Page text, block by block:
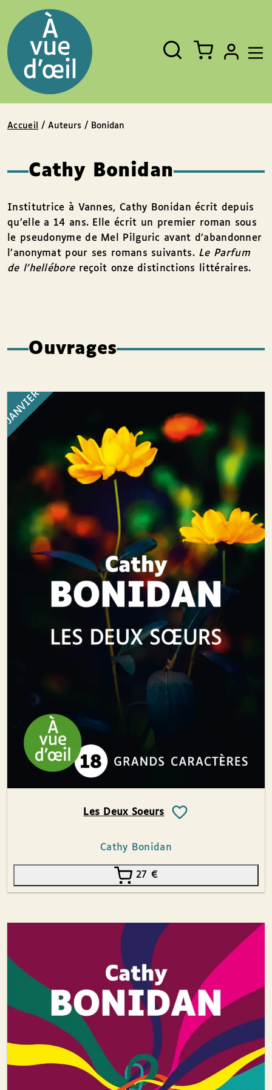
Fermer
Rechercher
un
livre,
un
auteur,
un
EAN
Accueil / Auteurs / Bonidan
Cathy Bonidan
Institutrice à Vannes, Cathy Bonidan écrit depuis
qu’elle a 14 ans. Elle écrit un premier roman sous
le pseudonyme de Mel Pilguric avant d’abandonner
l’anonymat pour ses romans suivants. Le Parfum
de l'helléborereçoit onze distinctions littéraires.
Ouvrages
JANVIER
Les Deux Soeurs
Cathy Bonidan
27 €